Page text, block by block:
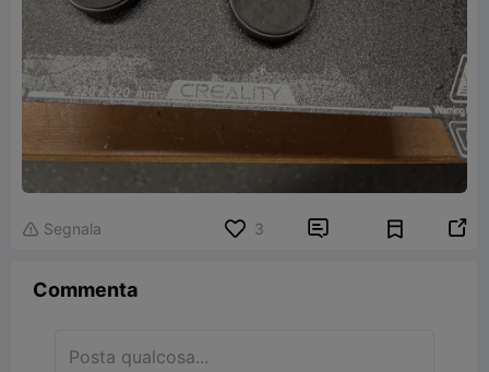
 Segnala 3  
Commenta